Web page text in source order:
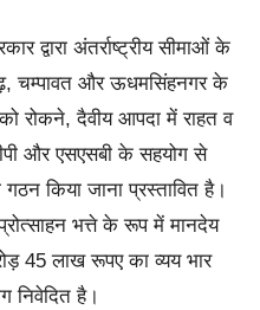
द्वारा अंतर्राष्ट्रीय सीमाओं के
चम्पावत और ऊधमसिंहनगर के
रोकने, दैवीय आपदा में राहत व
और एसएसबी के सहयोग से
किया जाना प्रस्तावित है।
भत्ते के रूप में मानदेय
45 लाख रूपए का व्यय भार
निवेदित है।